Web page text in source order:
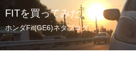
FITを買ってみた。
ホンダFit(GE6)ネタブログ。